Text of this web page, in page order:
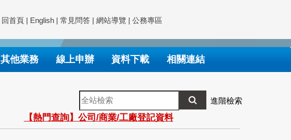
回首頁 | English | 常見問答 | 網站導覽 | 公務專區
其他業務 線上申辦 資料下載 相關連結
全
站
檢
索
進階檢索
【熱門查詢】公司/商業/工廠登記資料